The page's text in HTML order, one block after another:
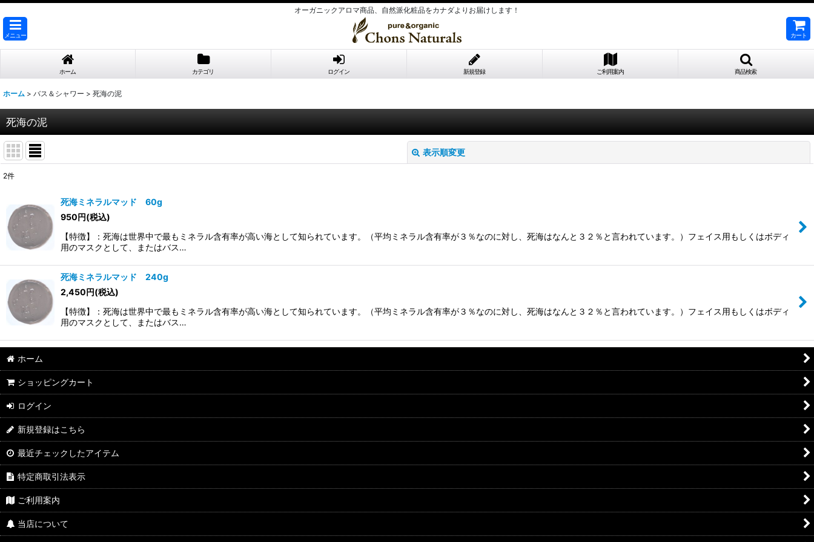
オーガニックアロマ商品、自然派化粧品をカナダよりお届けします！
メニュー カート
ホーム カテゴリ ログイン 新規登録 ご利用案内 商品検索
ホーム > バス＆シャワー > 死海の泥
死海の泥
表示順変更
並び順 :
2件
死海ミネラルマッド 60g
950円(税込)
【特徴】：死海は世界中で最もミネラル含有率が高い海として知られています。（平均ミネラル含有率が３％なのに対し、死海はなんと３２％と言われています。）フェイス用もしくはボディ
用のマスクとして、またはバス…
死海ミネラルマッド 240g
2,450円(税込)
【特徴】：死海は世界中で最もミネラル含有率が高い海として知られています。（平均ミネラル含有率が３％なのに対し、死海はなんと３２％と言われています。）フェイス用もしくはボディ
用のマスクとして、またはバス…
ホーム
ショッピングカート
ログイン
新規登録はこちら
最近チェックしたアイテム
特定商取引法表示
ご利用案内
当店について